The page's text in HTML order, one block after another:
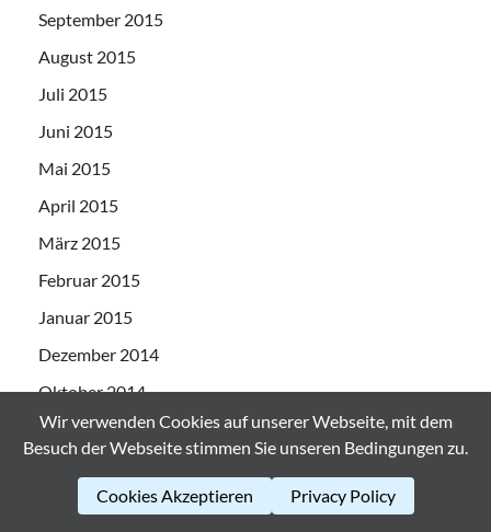
September 2015
August 2015
Juli 2015
Juni 2015
Mai 2015
April 2015
März 2015
Februar 2015
Januar 2015
Dezember 2014
Oktober 2014
August 2014
Juni 2014
Wir verwenden Cookies auf unserer Webseite, mit dem
Besuch der Webseite stimmen Sie unseren Bedingungen zu.
Cookies Akzeptieren Privacy Policy